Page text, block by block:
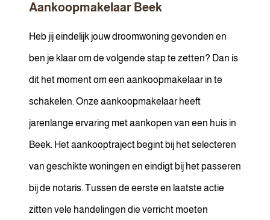
Aankoopmakelaar Beek
Heb jij eindelijk jouw droomwoning gevonden en
ben je klaar om de volgende stap te zetten? Dan is
dit het moment om een aankoopmakelaar in te
schakelen. Onze aankoopmakelaar heeft
jarenlange ervaring met aankopen van een huis in
Beek. Het aankooptraject begint bij het selecteren
van geschikte woningen en eindigt bij het passeren
bij de notaris. Tussen de eerste en laatste actie
zitten vele handelingen die verricht moeten